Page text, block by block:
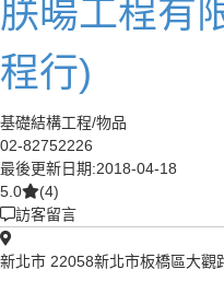
朕暘工程有
程行)
基礎結構工程/物品
02-82752226
最後更新日期:2018-04-18
5.0
(4)
訪客留言
新北市 22058新北市板橋區大觀